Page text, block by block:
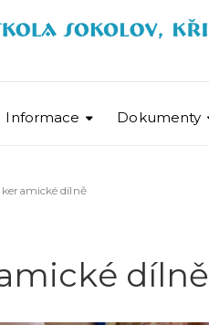
Informace Dokumenty
keramické dílně
dílně